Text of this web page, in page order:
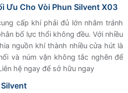
Ưu Cho Vòi Phun Silvent X03
cấp khí phải đủ lớn nhằm tránh
bố lực thổi không đều. Với nhiều
nguồn khí thành nhiều cửa hút là
và núm vặn không tắc nghẽn để
hệ ngay để sở hữu ngay